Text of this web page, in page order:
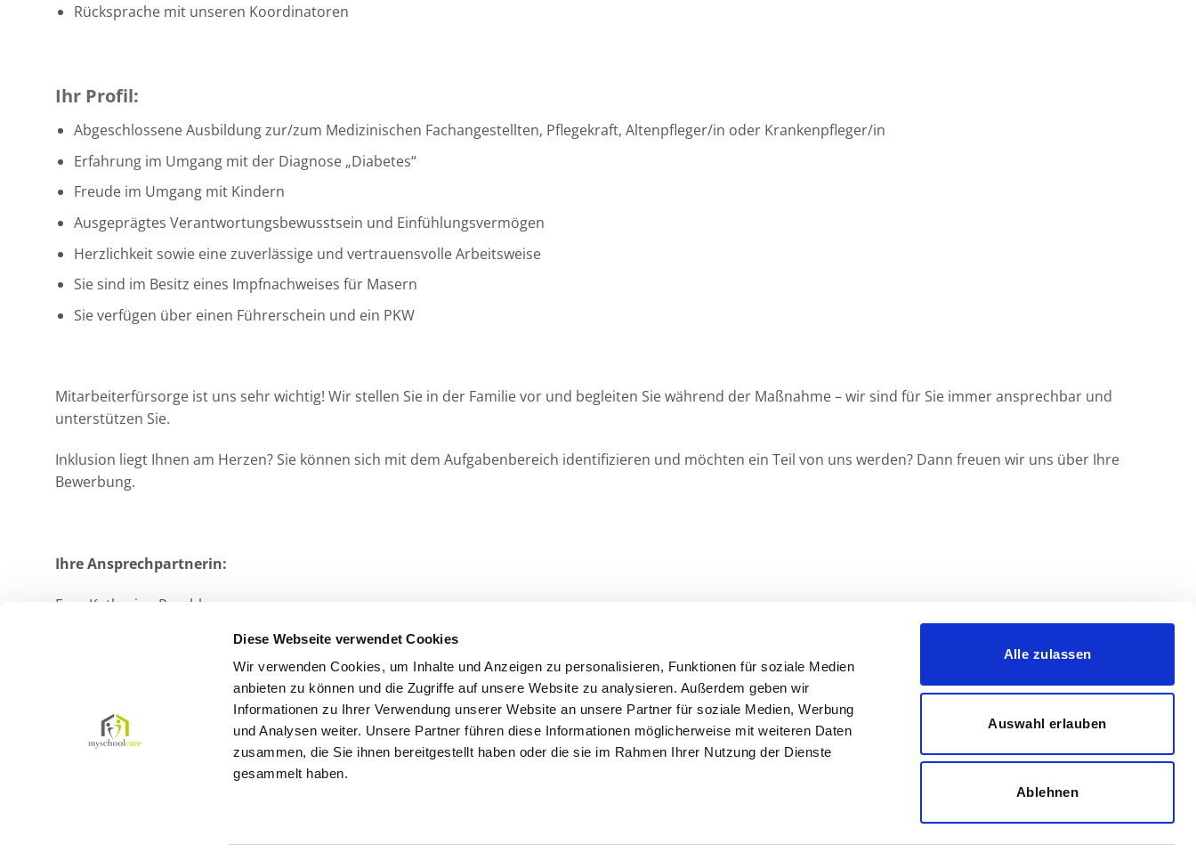
Diese Webseite verwendet Cookies
Wir verwenden Cookies, um Inhalte und Anzeigen zu personalisieren, Funktionen für soziale Medien
anbieten zu können und die Zugriffe auf unsere Website zu analysieren. Außerdem geben wir
Informationen zu Ihrer Verwendung unserer Website an unsere Partner für soziale Medien, Werbung
und Analysen weiter. Unsere Partner führen diese Informationen möglicherweise mit weiteren Daten
zusammen, die Sie ihnen bereitgestellt haben oder die sie im Rahmen Ihrer Nutzung der Dienste
gesammelt haben.
Alle zulassen
Auswahl erlauben
Ablehnen
Rücksprache mit unseren Koordinatoren
Ihr Profil:
Abgeschlossene Ausbildung zur/zum Medizinischen Fachangestellten, Pflegekraft, Altenpfleger/in oder Krankenpfleger/in
Erfahrung im Umgang mit der Diagnose „Diabetes“
Freude im Umgang mit Kindern
Ausgeprägtes Verantwortungsbewusstsein und Einfühlungsvermögen
Herzlichkeit sowie eine zuverlässige und vertrauensvolle Arbeitsweise
Sie sind im Besitz eines Impfnachweises für Masern
Sie verfügen über einen Führerschein und ein PKW
Mitarbeiterfürsorge ist uns sehr wichtig! Wir stellen Sie in der Familie vor und begleiten Sie während der Maßnahme – wir sind für Sie immer ansprechbar und
unterstützen Sie.
Inklusion liegt Ihnen am Herzen? Sie können sich mit dem Aufgabenbereich identifizieren und möchten ein Teil von uns werden? Dann freuen wir uns über Ihre
Bewerbung.
Ihre Ansprechpartnerin:
Frau Katharina Reschke